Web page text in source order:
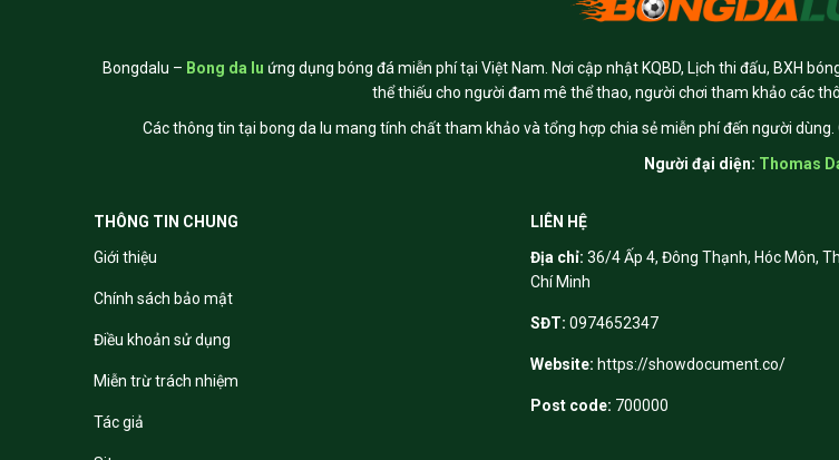
Bongdalu – Bong da lu ứng dụng bóng đá miễn phí tại Việt Nam. Nơi cập nhật KQBD, Lịch thi đấu, BXH
thể thiếu cho người đam mê thể thao, người chơi tham khảo các
Các thông tin tại bong da lu mang tính chất tham khảo và tổng hợp chia sẻ miễn phí đến người
Người đại diện: Thomas
THÔNG TIN CHUNG
Giới thiệu
Chính sách bảo mật
Điều khoản sử dụng
Miễn trừ trách nhiệm
Tác giả
LIÊN HỆ
Địa chỉ: 36/4 Ấp 4, Đông Thạnh, Hóc Môn,
Chí Minh
SĐT: 0974652347
Website: https://showdocument.co/
Post code: 700000